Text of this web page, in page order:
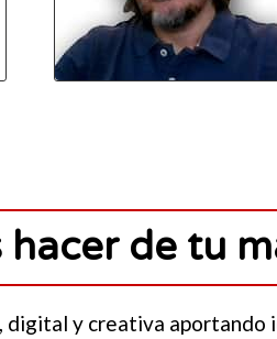
hacer de tu
digital y creativa